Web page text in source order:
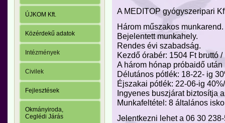
ÚJKOM Kft.
Közérdekű adatok
Intézmények
Civilek
Fejlesztések
Okmányiroda,
Ceglédi Járás
A MEDITOP gyógyszeripari
Három műszakos munkarend.
Bejelentett munkahely.
Rendes évi szabadság.
Kezdő órabér: 1504 Ft bruttó /
A három hónap próbaidő
Délutános pótlék: 18-22- ig
Éjszakai pótlék: 22-06-ig
Ingyenes buszjárat biztosítja
Munkafeltétel: 8 általános
Jelentkezni lehet a 06 30